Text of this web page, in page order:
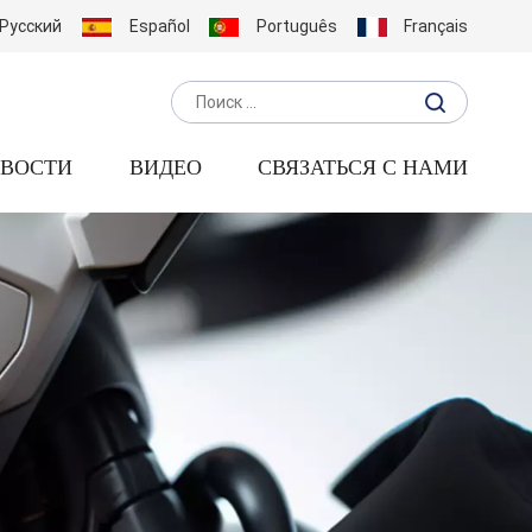
Русский Español Português Français
ВИДЕО СВЯЗАТЬСЯ С НАМИ